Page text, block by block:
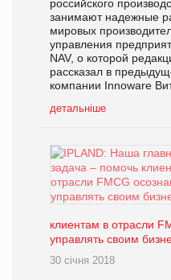
российского
занимают надежные
мировых
управления
NAV, о которой
рассказал в
компании Innoware
детальніше
клиентам в отрасли
управлять своим
30 січня 2018